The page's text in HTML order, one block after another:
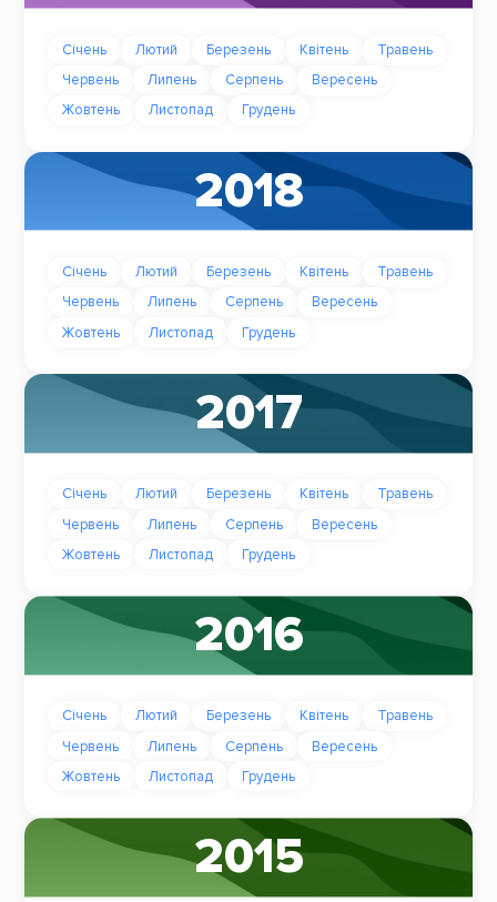
Січень Лютий Березень Квітень
Травень
Червень
Липень Серпень
Вересень
Жовтень
Листопад Грудень
2018
Січень Лютий Березень Квітень
Травень
Червень
Липень Серпень
Вересень
Жовтень
Листопад Грудень
2017
Січень Лютий Березень Квітень
Травень
Червень
Липень Серпень
Вересень
Жовтень
Листопад Грудень
2016
Січень Лютий Березень Квітень
Травень
Червень
Липень Серпень
Вересень
Жовтень
Листопад Грудень
2015